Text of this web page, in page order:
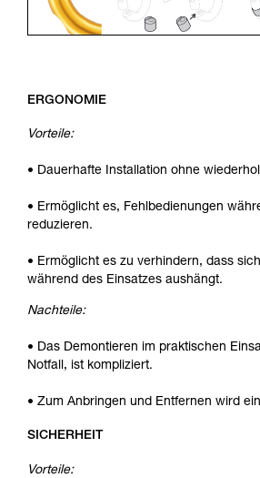
ERGONOMIE
Vorteile:
• Dauerhafte Installation ohne
• Ermöglicht es, Fehlbedienungen
reduzieren.
• Ermöglicht es zu verhindern, dass
während des Einsatzes aushängt.
Nachteile:
• Das Demontieren im praktischen
Notfall, ist kompliziert.
• Zum Anbringen und Entfernen wird
SICHERHEIT
Vorteile: